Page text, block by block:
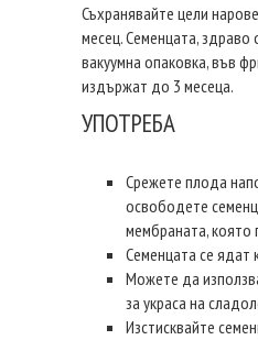
Съхранявайте цели
месец. Семенцата, здраво
вакуумна опаковка, във
издържат до 3 месеца.
УПОТРЕБА
Срежете плода
освободете
мембраната, която
Семенцата се ядат
Можете да
за украса на
Изстисквайте